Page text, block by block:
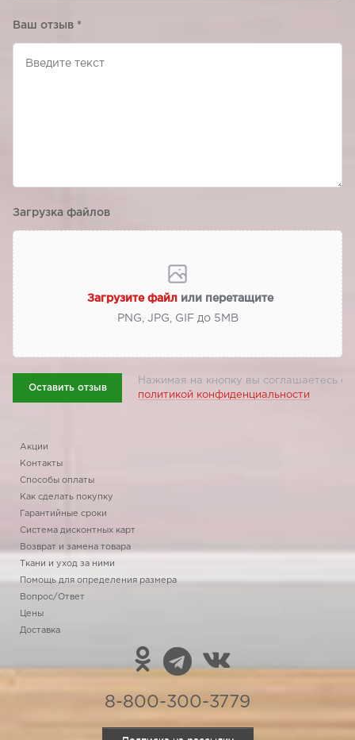
Ваш отзыв *
Загрузка файлов
Загрузите файл или перетащите
PNG, JPG, GIF до 5МВ
Оставить отзыв
Нажимая на кнопку вы соглашаетесь с
политикой конфиденциальности
Акции
Контакты
Способы оплаты
Как сделать покупку
Гарантийные сроки
Система дисконтных карт
Возврат и замена товара
Ткани и уход за ними
Помощь для определения размера
Вопрос/Ответ
Цены
Доставка
8-800-300-3779